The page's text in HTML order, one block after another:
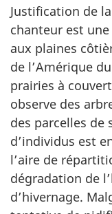
Justification de
chanteur est
aux plaines
de l’Amérique
prairies à
observe des
des parcelles de
d’individus est
l’aire de
dégradation de
d’hivernage.